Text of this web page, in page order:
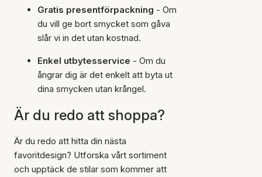
Gratis presentförpackning - Om
du vill ge bort smycket som gåva
slår vi in det utan kostnad.
Enkel utbytesservice - Om du
ångrar dig är det enkelt att byta ut
dina smycken utan krångel.
Är du redo att shoppa?
Är du redo att hitta din nästa
favoritdesign? Utforska vårt sortiment
och upptäck de stilar som kommer att